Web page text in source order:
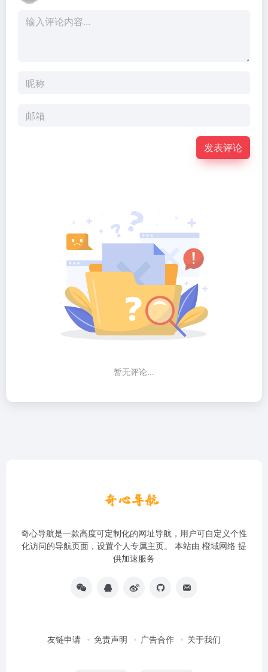
发表评论
暂无评论...
奇心导航是一款高度可定制化的网址导航，用户可自定义个性
化访问的导航页面，设置个人专属主页。 本站由 橙域网络 提
供加速服务
友链申请 免责声明 广告合作 关于我们